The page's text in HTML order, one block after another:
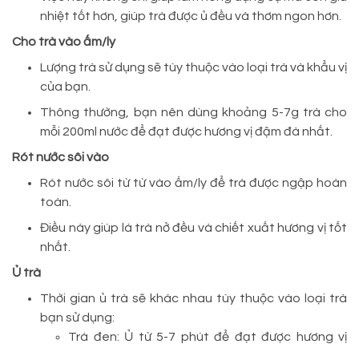
nhiệt tốt hơn, giúp trà được ủ đều và thơm ngon hơn.
Cho trà vào ấm/ly
Lượng trà sử dụng sẽ tùy thuộc vào loại trà và khẩu vị
của bạn.
Thông thường, bạn nên dùng khoảng 5-7g trà cho
mỗi 200ml nước để đạt được hương vị đậm đà nhất.
Rót nước sôi vào
Rót nước sôi từ từ vào ấm/ly để trà được ngập hoàn
toàn.
Điều này giúp lá trà nở đều và chiết xuất hương vị tốt
nhất.
Ủ trà
Thời gian ủ trà sẽ khác nhau tùy thuộc vào loại trà
bạn sử dụng:
Trà đen: Ủ từ 5-7 phút để đạt được hương vị